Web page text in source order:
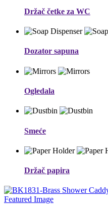
Držač četke za WC
Dozator sapuna
Ogledala
Smeće
Držač papira